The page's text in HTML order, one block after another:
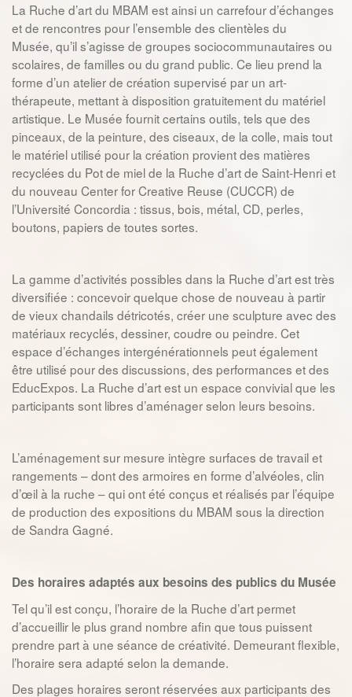
La Ruche d’art du MBAM est ainsi un carrefour d’échanges
et de rencontres pour l’ensemble des clientèles du
Musée, qu’il s’agisse de groupes sociocommunautaires ou
scolaires, de familles ou du grand public. Ce lieu prend la
forme d’un atelier de création supervisé par un art-
thérapeute, mettant à disposition gratuitement du matériel
artistique. Le Musée fournit certains outils, tels que des
pinceaux, de la peinture, des ciseaux, de la colle, mais tout
le matériel utilisé pour la création provient des matières
recyclées du Pot de miel de la Ruche d’art de Saint-Henri et
du nouveau Center for Creative Reuse (CUCCR) de
l’Université Concordia : tissus, bois, métal, CD, perles,
boutons, papiers de toutes sortes.
La gamme d’activités possibles dans la Ruche d’art est très
diversifiée : concevoir quelque chose de nouveau à partir
de vieux chandails détricotés, créer une sculpture avec des
matériaux recyclés, dessiner, coudre ou peindre. Cet
espace d’échanges intergénérationnels peut également
être utilisé pour des discussions, des performances et des
EducExpos. La Ruche d’art est un espace convivial que les
participants sont libres d’aménager selon leurs besoins.
L’aménagement sur mesure intègre surfaces de travail et
rangements – dont des armoires en forme d’alvéoles, clin
d’œil à la ruche – qui ont été conçus et réalisés par l’équipe
de production des expositions du MBAM sous la direction
de Sandra Gagné.
Des horaires adaptés aux besoins des publics du Musée
Tel qu’il est conçu, l’horaire de la Ruche d’art permet
d’accueillir le plus grand nombre afin que tous puissent
prendre part à une séance de créativité. Demeurant flexible,
l’horaire sera adapté selon la demande.
Des plages horaires seront réservées aux participants des